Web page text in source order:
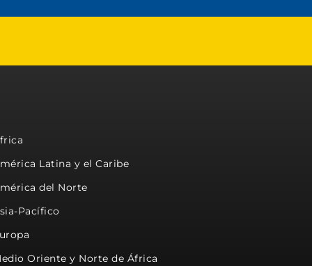
Latina y el Caribe
del Norte
Pacífico
Oriente y Norte de África